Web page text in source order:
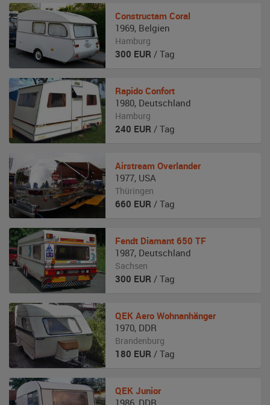
Constructam Coral
1969, Belgien
Hamburg
300 EUR / Tag
Rapido Confort
1980, Deutschland
Hamburg
240 EUR / Tag
Airstream Overlander
1977, USA
Thüringen
660 EUR / Tag
Fendt Diamant 650 TF
1987, Deutschland
Sachsen
300 EUR / Tag
QEK Aero Wohnanhänger
1970, DDR
Brandenburg
180 EUR / Tag
QEK Junior
1986 DDR